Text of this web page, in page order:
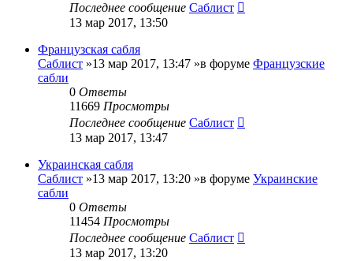
Последнее сообщение Саблист
13 мар 2017, 13:50
Французская сабля
Саблист »13 мар 2017, 13:47 »в форуме Французские
сабли
0 Ответы
11669 Просмотры
Последнее сообщение Саблист
13 мар 2017, 13:47
Украинская сабля
Саблист »13 мар 2017, 13:20 »в форуме Украинские
сабли
0 Ответы
11454 Просмотры
Последнее сообщение Саблист
13 мар 2017, 13:20